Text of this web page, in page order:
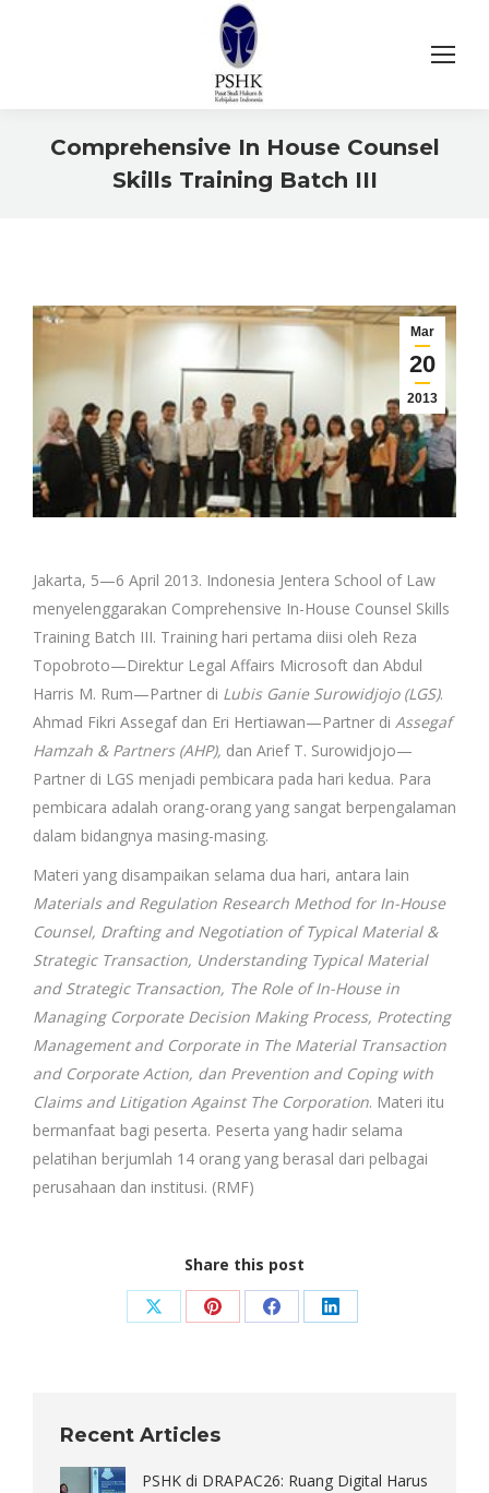
Comprehensive In House Counsel
Skills Training Batch III
Mar
20
2013
Jakarta, 5—6 April 2013. Indonesia Jentera School of Law
menyelenggarakan Comprehensive In-House Counsel Skills
Training Batch III. Training hari pertama diisi oleh Reza
Topobroto—Direktur Legal Affairs Microsoft dan Abdul
Harris M. Rum—Partner di Lubis Ganie Surowidjojo (LGS).
Ahmad Fikri Assegaf dan Eri Hertiawan—Partner di Assegaf
Hamzah & Partners (AHP), dan Arief T. Surowidjojo—
Partner di LGS menjadi pembicara pada hari kedua. Para
pembicara adalah orang-orang yang sangat berpengalaman
dalam bidangnya masing-masing.
Materi yang disampaikan selama dua hari, antara lain
Materials and Regulation Research Method for In-House
Counsel, Drafting and Negotiation of Typical Material &
Strategic Transaction, Understanding Typical Material
and Strategic Transaction, The Role of In-House in
Managing Corporate Decision Making Process, Protecting
Management and Corporate in The Material Transaction
and Corporate Action, dan Prevention and Coping with
Claims and Litigation Against The Corporation. Materi itu
bermanfaat bagi peserta. Peserta yang hadir selama
pelatihan berjumlah 14 orang yang berasal dari pelbagai
perusahaan dan institusi. (RMF)
Share this post
Share Share Share Share
Recent Articles
PSHK di DRAPAC26: Ruang Digital Harus